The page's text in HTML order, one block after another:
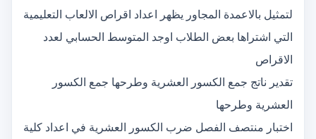
لتمثيل بالاعمدة المجاور يظهر اعداد اقراص الالعاب التعليمية
التي اشتراها بعض الطلاب اوجد المتوسط الحسابي لعدد
الاقراص
تقدير ناتج جمع الكسور العشرية وطرحها جمع الكسور
العشرية وطرحها
اختبار منتصف الفصل ضرب الكسور العشرية في اعداد كلية